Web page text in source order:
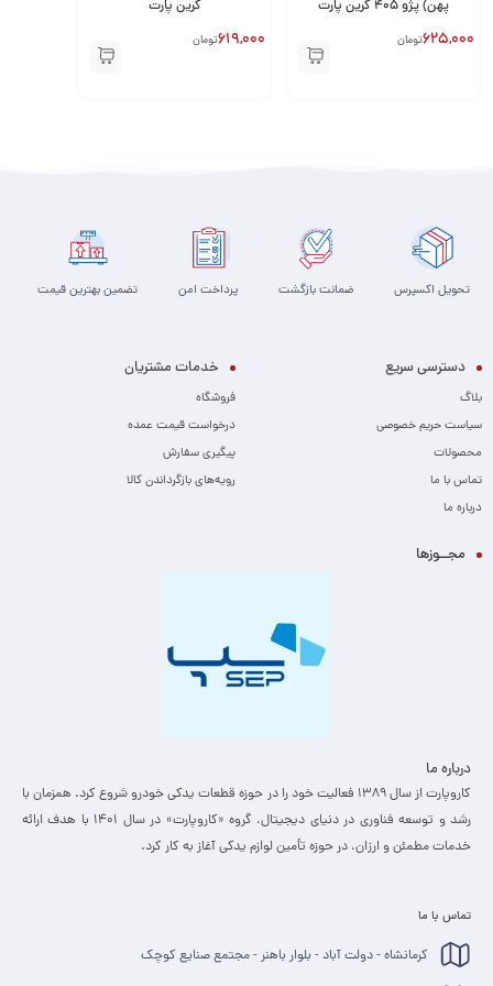
پهن) پژو 405 گرین پارت
625,000تومان
گرین پارت
619,000تومان
تحویل اکسپرس ضمانت بازگشت پرداخت امن تضمین بهترین قیمت
دسترسی سریع
بلاگ
سیاست حریم خصوصی
محصولات
تماس با ما
درباره ما
خدمات مشتریان
فروشگاه
درخواست قیمت عمده
پیگیری سفارش
رویه‌های بازگرداندن کالا
مجــوزها
درباره ما
کاروپارت از سال ۱۳۸۹ فعالیت خود را در حوزه قطعات یدکی خودرو شروع کرد. همزمان با
رشد و توسعه فناوری در دنیای دیجیتال، گروه «کاروپارت» در سال ۱۴۰۱ با هدف ارائه
خدمات مطمئن و ارزان، ­در حوزه تأمین لوازم یدکی آغاز به کار کرد.
تماس با ما
کرمانشاه - دولت آباد - بلوار باهنر - مجتمع صنایع کوچک